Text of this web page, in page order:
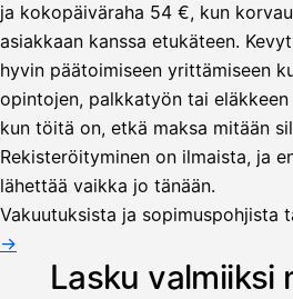
ja kokopäiväraha 54 €, kun
asiakkaan kanssa etukäteen.
hyvin päätoimiseen yrittämiseen
opintojen, palkkatyön tai
kun töitä on, etkä maksa mitään
Rekisteröityminen on ilmaista, ja
lähettää vaikka jo tänään.
Vakuutuksista ja sopimuspohjista
→
Lasku valmiiksi
Uusi lasku
1
Lähetä
lasku
Lasku